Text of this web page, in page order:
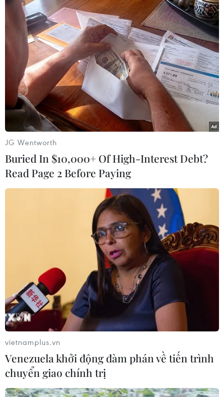
JG Wentworth
Buried In $10,000+ Of High-Interest Debt?
Read Page 2 Before Paying
vietnamplus.vn
Venezuela khởi động đàm phán về tiến trình
chuyển giao chính trị